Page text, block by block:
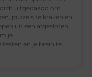
uitgedaagd om
puzzels te kraken en
uit een afgesloten
je
testen en je brein te